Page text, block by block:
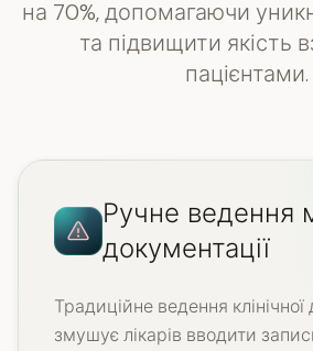
на 70%, допомагаючи
та підвищити якість
пацієнтами.
Ручне ведення
документації
Традиційне ведення клінічної
змушує лікарів вводити